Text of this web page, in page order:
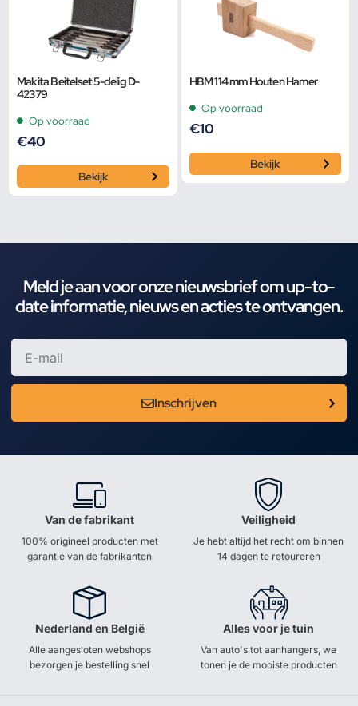
Makita Beitelset 5-delig D-
42379
Op voorraad
€40
Bekijk
HBM 114 mm Houten Hamer
Op voorraad
€10
Bekijk
Meld je aan voor onze nieuwsbrief om up-to-
date informatie, nieuws en acties te ontvangen.
Inschrijven
Van de fabrikant
100% origineel producten met
garantie van de fabrikanten
Veiligheid
Je hebt altijd het recht om binnen
14 dagen te retoureren
Nederland en België
Alle aangesloten webshops
bezorgen je bestelling snel
Alles voor je tuin
Van auto's tot aanhangers, we
tonen je de mooiste producten